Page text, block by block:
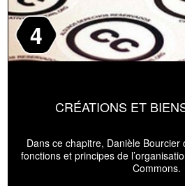
4
CRÉATIONS ET
Dans ce chapitre, Danièle
fonctions et principes de
Commons.